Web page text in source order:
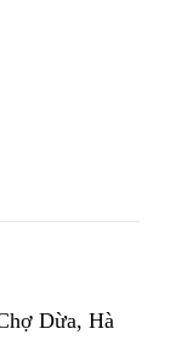
Dừa, Hà